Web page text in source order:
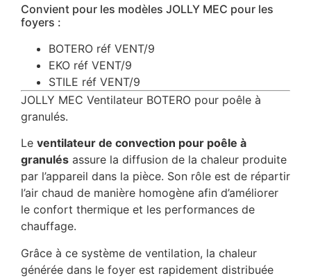
Convient pour les modèles JOLLY MEC pour les
foyers :
BOTERO réf VENT/9
EKO réf VENT/9
STILE réf VENT/9
JOLLY MEC Ventilateur BOTERO pour poêle à
granulés.
Le ventilateur de convection pour poêle à
granulés assure la diffusion de la chaleur produite
par l’appareil dans la pièce. Son rôle est de répartir
l’air chaud de manière homogène afin d’améliorer
le confort thermique et les performances de
chauffage.
Grâce à ce système de ventilation, la chaleur
générée dans le foyer est rapidement distribuée